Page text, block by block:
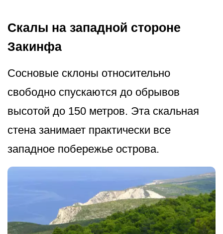
Скалы на западной стороне
Закинфа
Сосновые склоны относительно
свободно спускаются до обрывов
высотой до 150 метров. Эта скальная
стена занимает практически все
западное побережье острова.